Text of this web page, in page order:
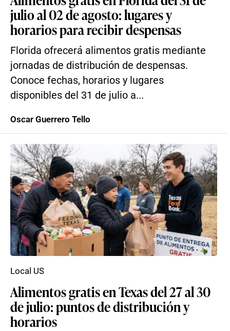
julio al 02 de agosto: lugares y
horarios para recibir despensas
Florida ofrecerá alimentos gratis mediante
jornadas de distribución de despensas.
Conoce fechas, horarios y lugares
disponibles del 31 de julio a...
Oscar Guerrero Tello
Alimentos gratis en Texas del 27 al 30
de julio: puntos de distribución y
horarios
Local US